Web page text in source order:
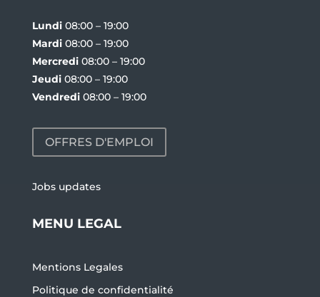
Lundi08:00 – 19:00
Mardi08:00 – 19:00
Mercredi08:00 – 19:00
Jeudi08:00 – 19:00
Vendredi08:00 – 19:00
OFFRES D'EMPLOI
Jobs updates
MENU LEGAL
Mentions Legales
Politique de confidentialité